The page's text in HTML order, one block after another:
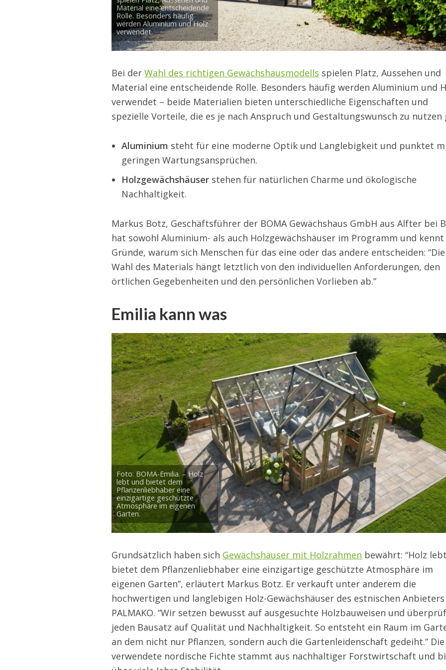
Material eine entscheidende
Rolle. Besonders häufig
werden Aluminium und Holz
verwendet.
Bei derWahl des richtigen Gewächshausmodells spielen Platz, Aussehen und
Material eine entscheidende Rolle. Besonders häufig werden Aluminium und
verwendet – beide Materialien bieten unterschiedliche Eigenschaften und
spezielle Vorteile, die es je nach Anspruch und Gestaltungswunsch zu nutzen
Aluminium steht für eine moderne Optik und Langlebigkeit und punktet
geringen Wartungsansprüchen.
Holzgewächshäuser stehen für natürlichen Charme und ökologische
Nachhaltigkeit.
Markus Botz, Geschäftsführer der BOMA Gewächshaus GmbH aus Alfter bei
hat sowohl Aluminium- als auch Holzgewächshäuser im Programm und
Gründe, warum sich Menschen für das eine oder das andere entscheiden: “Die
Wahl des Materials hängt letztlich von den individuellen Anforderungen, den
örtlichen Gegebenheiten und den persönlichen Vorlieben ab.”
Emilia kann was
Foto: BOMA-Emilia. – Holz
lebt und bietet dem
Pflanzenliebhaber eine
einzigartige geschützte
Atmosphäre im eigenen
Garten.
Grundsätzlich haben sich Gewächshäuser mit Holzrahmen bewährt: “Holz
bietet dem Pflanzenliebhaber eine einzigartige geschützte Atmosphäre im
eigenen Garten”, erläutert Markus Botz. Er verkauft unter anderem die
hochwertigen und langlebigen Holz-Gewächshäuser des estnischen Anbieters
PALMAKO. “Wir setzen bewusst auf ausgesuchte Holzbauweisen und
jeden Bausatz auf Qualität und Nachhaltigkeit. So entsteht ein Raum im
an dem nicht nur Pflanzen, sondern auch die Gartenleidenschaft gedeiht.” Die
verwendete nordische Fichte stammt aus nachhaltiger Forstwirtschaft und